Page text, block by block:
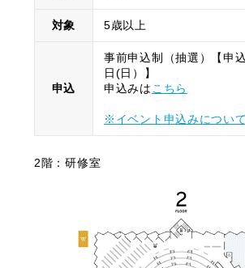
対象 5歳以上
申込
事前申込制（抽選）【申
日(日）】
申込みは こちら
※イベント申込みについて
2階：研修室